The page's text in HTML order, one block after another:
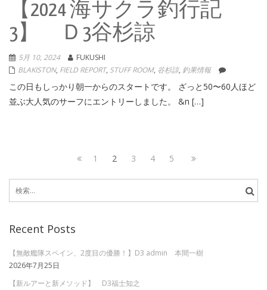
【2024 海サクラ釣行記
3】 Ｄ3谷杉諒
5月 10, 2024
FUKUSHI
BLAKISTON, FIELD REPORT, STUFF ROOM, 谷杉諒, 釣果情報
この日もしっかり朝一からのスタートです。 ざっと50〜60人ほど
並ぶ大人気のサーフにエントリーしました。 &n […]
投
稿
ナ
ゲ
ー
シ
Page
1 Page
2 Page
3 Page
4 Page
5
Next
索:
Recent Posts
【無敵艦隊スペイン、2度目の優勝！】D3 admin 本間一樹
2026年7月25日
【新ルアーと新メソッド】 D3福士知之